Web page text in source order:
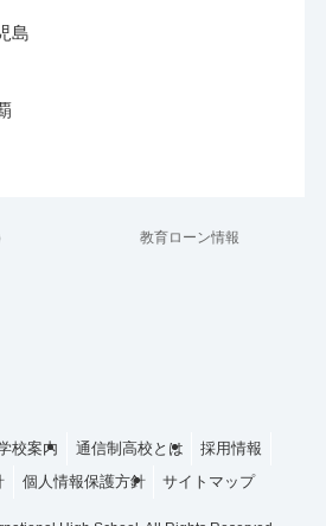
島
教育ローン情報
校案内 通信制高校とは
採用情報
個人情報保護方針 サイトマップ